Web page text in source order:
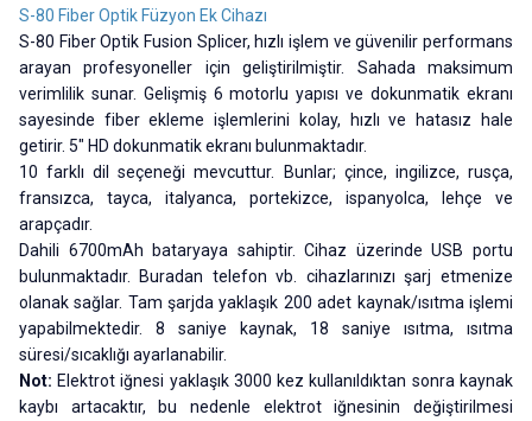
S-80 Fiber Optik Füzyon Ek Cihazı
S-80 Fiber Optik Fusion Splicer, hızlı işlem ve güvenilir performans
arayan profesyoneller için geliştirilmiştir. Sahada maksimum
verimlilik sunar. Gelişmiş 6 motorlu yapısı ve dokunmatik ekranı
sayesinde fiber ekleme işlemlerini kolay, hızlı ve hatasız hale
getirir. 5" HD dokunmatik ekranı bulunmaktadır.
10 farklı dil seçeneği mevcuttur. Bunlar; çince, ingilizce, rusça,
fransızca, tayca, italyanca, portekizce, ispanyolca, lehçe ve
arapçadır.
Dahili 6700mAh bataryaya sahiptir. Cihaz üzerinde USB portu
bulunmaktadır. Buradan telefon vb. cihazlarınızı şarj etmenize
olanak sağlar. Tam şarjda yaklaşık 200 adet kaynak/ısıtma işlemi
yapabilmektedir. 8 saniye kaynak, 18 saniye ısıtma, ısıtma
süresi/sıcaklığı ayarlanabilir.
Not: Elektrot iğnesi yaklaşık 3000 kez kullanıldıktan sonra kaynak
kaybı artacaktır, bu nedenle elektrot iğnesinin değiştirilmesi